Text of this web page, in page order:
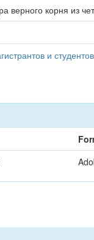
верного корня из
и